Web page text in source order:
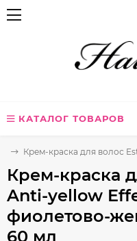
КАТАЛОГ ТОВАРОВ
Крем-краска для волос
Крем-краска
Anti-yellow
фиолетово-
60 мл